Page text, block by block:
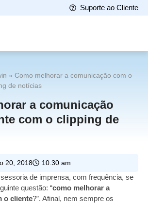
Suporte ao Cliente
» Como melhorar a comunicação com o
de notícias
a comunicação
com o clipping de
20, 2018 10:30 am
de imprensa, com frequência, se
questão: “como melhorar a
o cliente?”. Afinal, nem sempre os